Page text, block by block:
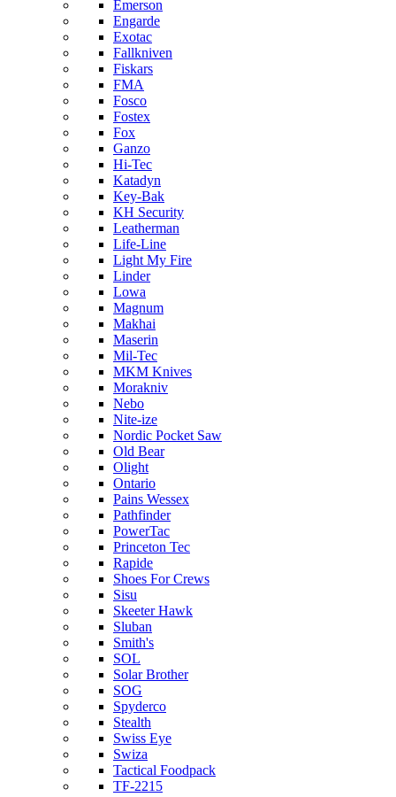
Emerson
Engarde
Exotac
Fallkniven
Fiskars
FMA
Fosco
Fostex
Fox
Ganzo
Hi-Tec
Katadyn
Key-Bak
KH Security
Leatherman
Life-Line
Light My Fire
Linder
Lowa
Magnum
Makhai
Maserin
Mil-Tec
MKM Knives
Morakniv
Nebo
Nite-ize
Nordic Pocket Saw
Old Bear
Olight
Ontario
Pains Wessex
Pathfinder
PowerTac
Princeton Tec
Rapide
Shoes For Crews
Sisu
Skeeter Hawk
Sluban
Smith's
SOL
Solar Brother
SOG
Spyderco
Stealth
Swiss Eye
Swiza
Tactical Foodpack
TF-2215